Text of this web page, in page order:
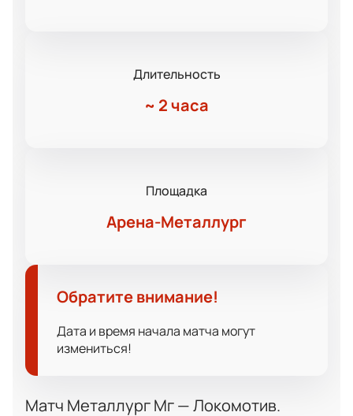
Длительность
~ 2 часа
Площадка
Арена-Металлург
Обратите внимание!
Дата и время начала матча могут
измениться!
Матч Металлург Мг — Локомотив.